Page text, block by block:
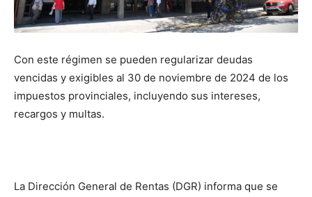
Con este régimen se pueden regularizar deudas
vencidas y exigibles al 30 de noviembre de 2024 de los
impuestos provinciales, incluyendo sus intereses,
recargos y multas.
La Dirección General de Rentas (DGR) informa que se